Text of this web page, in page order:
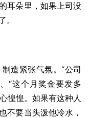
耳朵里，如果上司没
。
造紧张气氛。“公司
“这个月奖金要发多
惶惶。如果有这种人
不要当头泼他冷水，